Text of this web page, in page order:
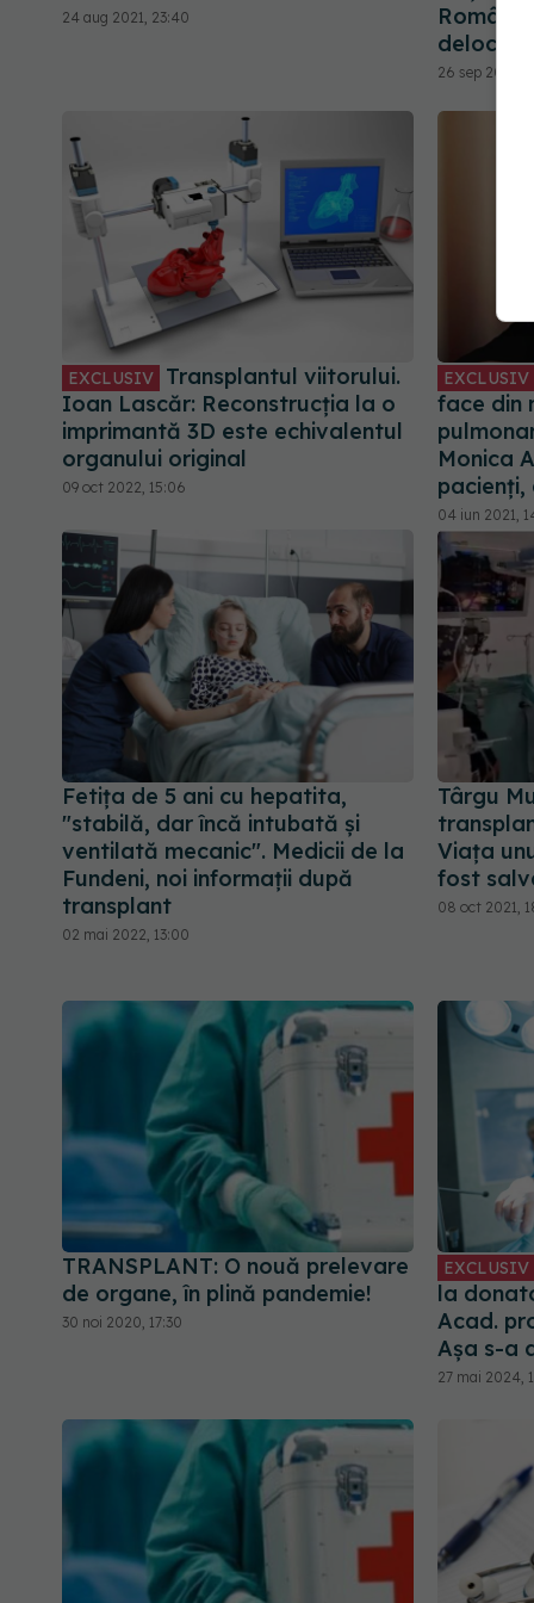
24 aug 2021, 23:40
deloc
26 sep 2022,
EXCLUSIV
Transplantul viitorului.
Ioan Lascăr: Reconstrucția la o
imprimantă 3D este echivalentul
organului original
09 oct 2022, 15:06
EXCLUSIV
face din
Monica
04 iun 2021,
Fetița de 5 ani cu hepatita,
"stabilă, dar încă intubată și
ventilată mecanic". Medicii de la
Fundeni, noi informații după
transplant
02 mai 2022, 13:00
Târgu
Viața
fost
08 oct 2021,
TRANSPLANT: O nouă prelevare
de organe, în plină pandemie!
30 noi 2020, 17:30
EXCLUSIV
la
Acad.
Așa s-a
27 mai 2024,